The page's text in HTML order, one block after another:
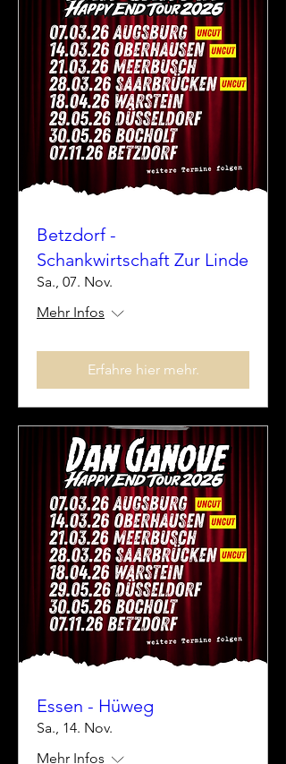
Betzdorf -
Schankwirtschaft Zur Linde
Sa., 07. Nov.
Mehr Infos
Erfahre hier mehr.
Essen - Hüweg
Sa., 14. Nov.
Mehr Infos